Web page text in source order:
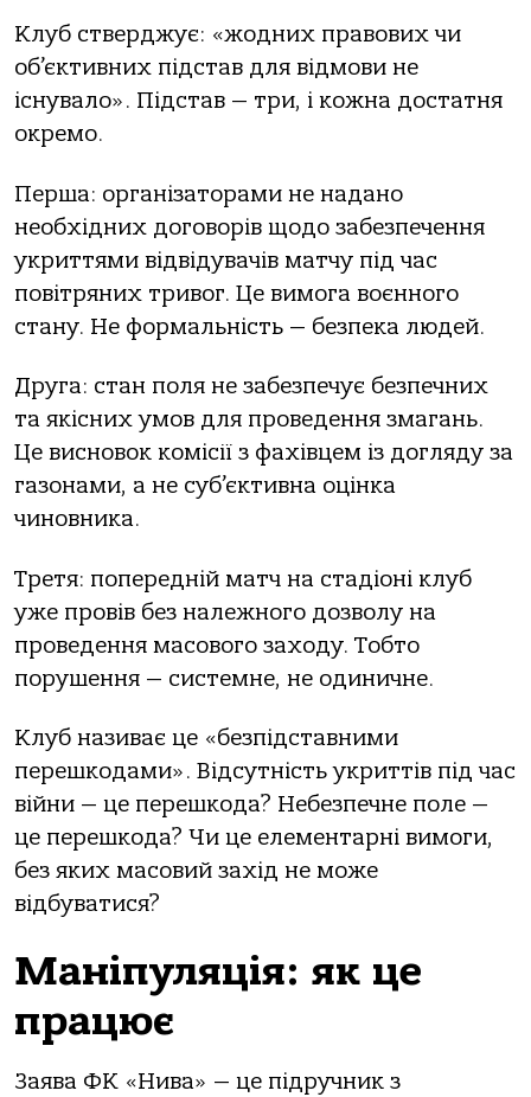
Клуб стверджує: «жодних правових чи
об’єктивних підстав для відмови не
існувало». Підстав — три, і кожна достатня
окремо.
Перша: організаторами не надано
необхідних договорів щодо забезпечення
укриттями відвідувачів матчу під час
повітряних тривог. Це вимога воєнного
стану. Не формальність — безпека людей.
Друга: стан поля не забезпечує безпечних
та якісних умов для проведення змагань.
Це висновок комісії з фахівцем із догляду за
газонами, а не суб’єктивна оцінка
чиновника.
Третя: попередній матч на стадіоні клуб
уже провів без належного дозволу на
проведення масового заходу. Тобто
порушення — системне, не одиничне.
Клуб називає це «безпідставними
перешкодами». Відсутність укриттів під час
війни — це перешкода? Небезпечне поле —
це перешкода? Чи це елементарні вимоги,
без яких масовий захід не може
відбуватися?
Маніпуляція: як це
працює
Заява ФК «Нива» — це підручник з